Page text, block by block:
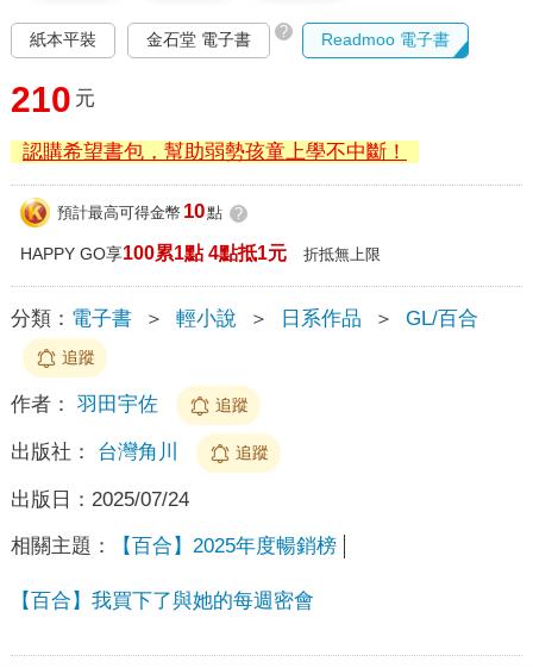
紙本平裝 金石堂 電子書 ? Readmoo 電子書
210 元
認購希望書包，幫助弱勢孩童上學不中斷！
預計最高可得金幣 10點 ?
HAPPY GO享100累1點 4點抵1元 折抵無上限
分類： 電子書 ＞ 輕小說 ＞ 日系作品 ＞ GL/百合
追蹤
作者： 羽田宇佐 追蹤
出版社： 台灣角川 追蹤
出版日： 2025/07/24
相關主題： 【百合】2025年度暢銷榜
【百合】我買下了與她的每週密會